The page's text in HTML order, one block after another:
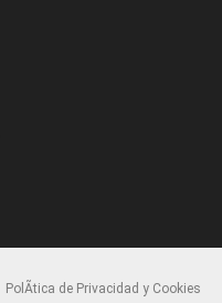
PolÃ­tica de Privacidad y Cookies